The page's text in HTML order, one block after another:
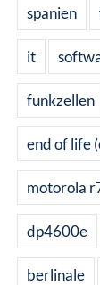
spanien
it
funkzellen
end of life
motorola
dp4600e
berlinale